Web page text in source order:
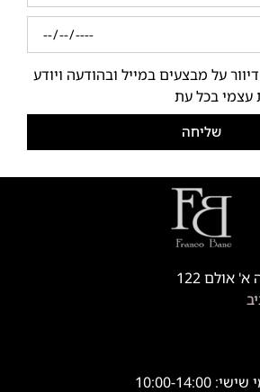
על מבצעים במייל ובהודעה ויודע
עצמי בכל עת
שליחה
אולם 122